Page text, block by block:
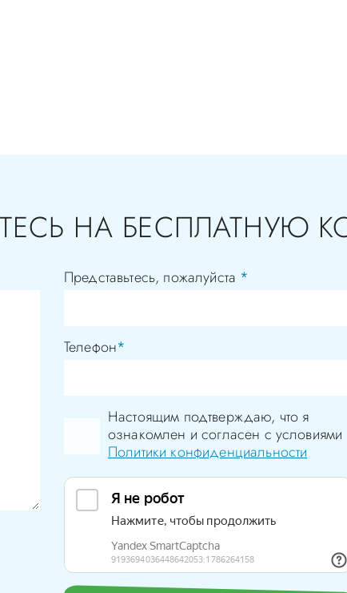
НА БЕСПЛАТНУЮ
Представьтесь, пожалуйста *
Телефон*
Настоящим подтверждаю, что я
ознакомлен и согласен с условиями
Политики конфиденциальности